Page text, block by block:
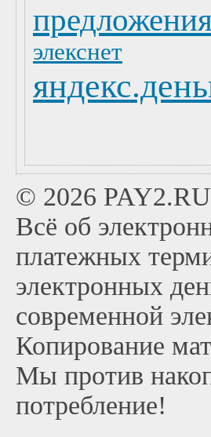
элекснет
© 2026
Всё об
платежных
электронных
современной
Копирование
Мы против
потребление!